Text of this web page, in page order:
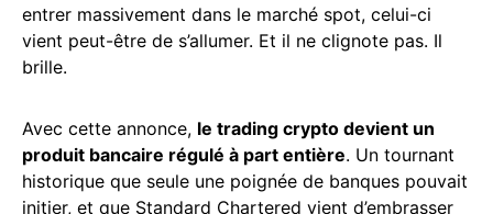
entrer massivement dans le marché spot, celui-ci
vient peut-être de s’allumer. Et il ne clignote pas. Il
brille.
Avec cette annonce, le trading crypto devient un
produit bancaire régulé à part entière. Un tournant
historique que seule une poignée de banques pouvait
initier, et que Standard Chartered vient d’embrasser